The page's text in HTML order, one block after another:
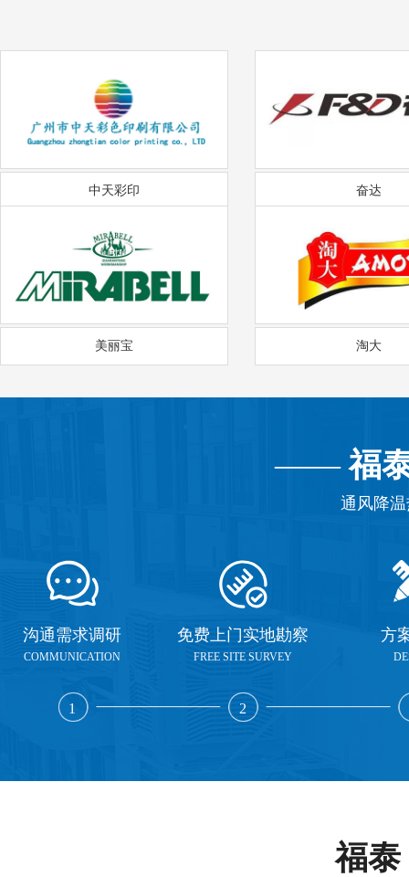
中天彩印 奋达
美丽宝 淘大
——福
通风降
沟通需求调研
COMMUNICATION
1
免费上门实地勘察
FREE SITE SURVEY
2
方
福泰